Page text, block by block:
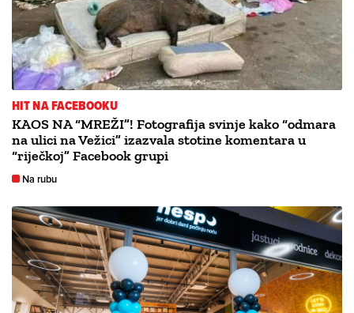
HIT NA FACEBOOKU
KAOS NA “MREŽI”! Fotografija svinje kako “odmara
na ulici na Vežici” izazvala stotine komentara u
“riječkoj” Facebook grupi
Na rubu